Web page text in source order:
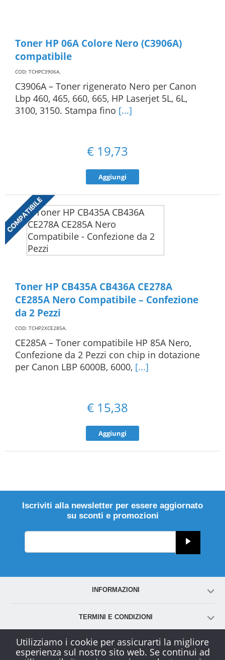
Toner HP 06A Colore Nero (C3906A)
compatibile
COD: TCHPC3906A.
C3906A – Toner rigenerato Nero per Canon
Lbp 460, 465, 660, 665, HP Laserjet 5L, 6L,
3100, 3150. Stampa fino [...]
€ 19,73
Aggiungi
Toner HP CB435A CB436A CE278A
CE285A Nero Compatibile – Confezione
da 2 Pezzi
COD: TCHP2XCE285A.
CE285A – Toner compatibile HP 85A Nero,
Confezione da 2 Pezzi con chip in dotazione
per Canon LBP 6000B, 6000, [...]
€ 15,38
Aggiungi
Iscriviti alla newsletter per essere aggiornato
su sconti e promozioni
INFORMAZIONI
TERMINI E CONDIZIONI
ACCOUNT
Utilizziamo i cookie per assicurarti la migliore
esperienza sul nostro sito web. Se continui ad